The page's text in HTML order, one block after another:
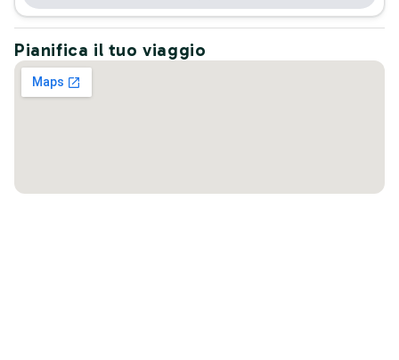
Pianifica il tuo viaggio